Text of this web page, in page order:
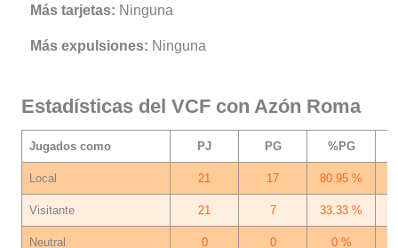
Más tarjetas: Ninguna
Más expulsiones: Ninguna
Estadísticas del VCF con Azón Roma
Jugados como PJ PG %PG
Local 21 17 80.95 %
Visitante 21 7 33.33 %
Neutral 0 0 0 %